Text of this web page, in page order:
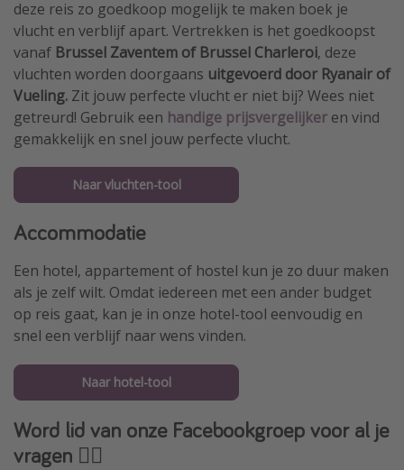
deze reis zo goedkoop mogelijk te maken boek je
vlucht en verblijf apart. Vertrekken is het goedkoopst
vanaf Brussel Zaventem of Brussel Charleroi, deze
vluchten worden doorgaans uitgevoerd door Ryanair of
Vueling. Zit jouw perfecte vlucht er niet bij? Wees niet
getreurd! Gebruik een handige prijsvergelijker en vind
gemakkelijk en snel jouw perfecte vlucht.
Naar vluchten-tool
Accommodatie
Een hotel, appartement of hostel kun je zo duur maken
als je zelf wilt. Omdat iedereen met een ander budget
op reis gaat, kan je in onze hotel-tool eenvoudig en
snel een verblijf naar wens vinden.
Naar hotel-tool
Word lid van onze Facebookgroep voor al je
vragen 👇🏻